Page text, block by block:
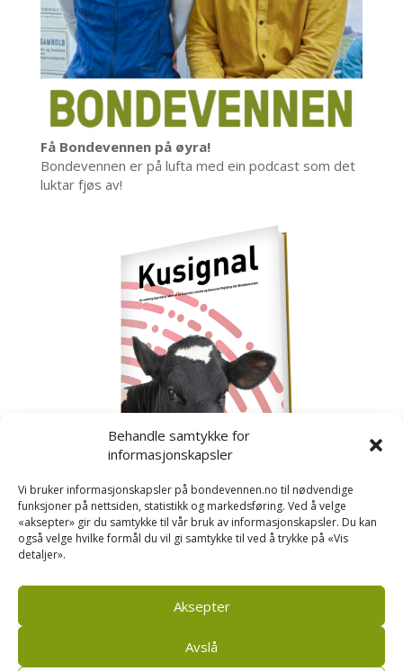
Behandle samtykke for
informasjonskapsler
Vi bruker informasjonskapsler på bondevennen.no til nødvendige
funksjoner på nettsiden, statistikk og markedsføring. Ved å velge
«aksepter» gir du samtykke til vår bruk av informasjonskapsler. Du kan
også velge hvilke formål du vil gi samtykke til ved å trykke på «Vis
detaljer».
Aksepter
Avslå
Få Bondevennen på øyra!
Bondevennen er på lufta med ein podcast som det
luktar fjøs av!
Kusignal